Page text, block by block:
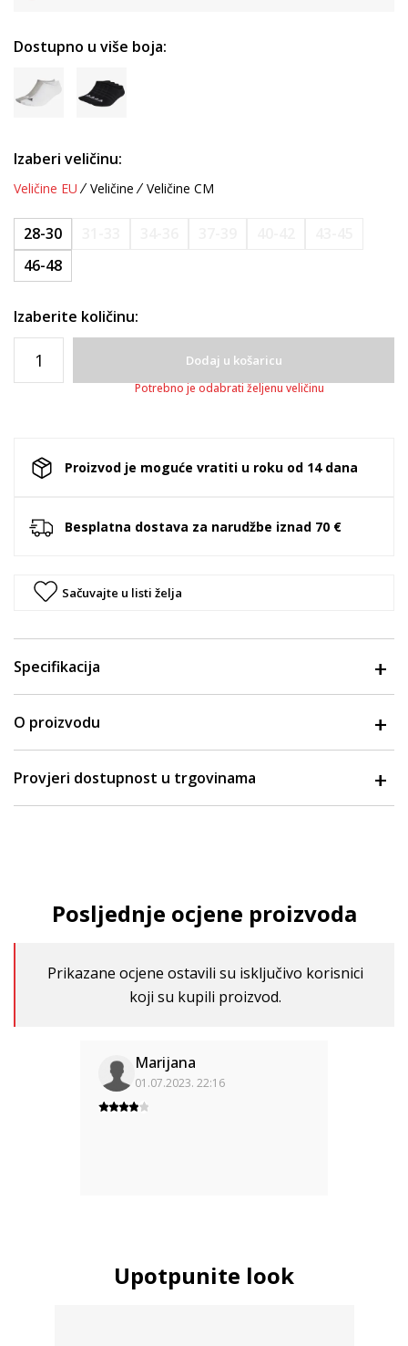
Dostupno u više boja:
Izaberi veličinu:
Veličine EU Veličine Veličine CM
28-30
46-48
Izaberite količinu:
Dodaj u košaricu
Potrebno je odabrati željenu veličinu
Proizvod je moguće vratiti u roku od 14 dana
Besplatna dostava za narudžbe iznad 70 €
Sačuvajte u listi želja
Specifikacija
O proizvodu
Provjeri dostupnost u trgovinama
Posljednje ocjene proizvoda
Prikazane ocjene ostavili su isključivo korisnici
koji su kupili proizvod.
Marijana
01.07.2023. 22:16
Upotpunite look